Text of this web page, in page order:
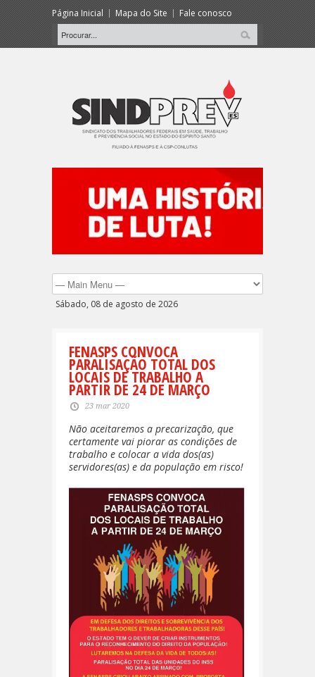
Página Inicial Mapa do Site Fale conosco
Sábado, 08 de agosto de 2026
FENASPS CONVOCA
PARALISAÇÃO TOTAL DOS
LOCAIS DE TRABALHO A
PARTIR DE 24 DE MARÇO
23 mar 2020
Não aceitaremos a precarização, que
certamente vai piorar as condições de
trabalho e colocar a vida dos(as)
servidores(as) e da população em risco!